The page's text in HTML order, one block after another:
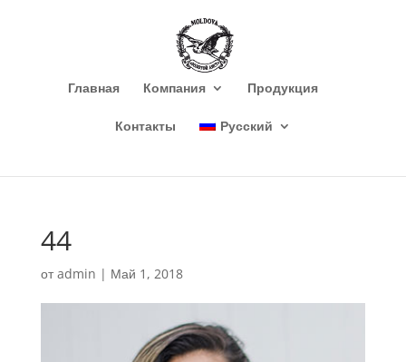
Главная Компания Продукция
Контакты Русский
44
отadmin | Май 1, 2018